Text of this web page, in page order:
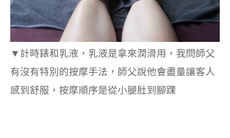
▼計時錶和乳液，乳液是拿來潤滑用，我問師父
有沒有特別的按摩手法，師父說他會盡量讓客人
感到舒服，按摩順序是從小腿肚到腳踝